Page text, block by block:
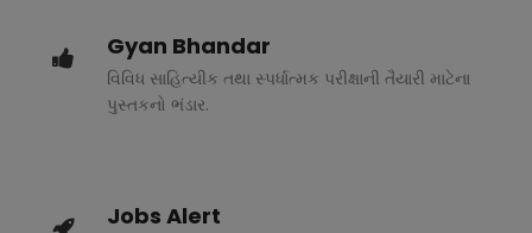
Gyan Bhandar
વિવિધ સાહિત્યીક તથા સ્પર્ધાત્મક પરીક્ષાની તૈયારી માટેના
પુસ્તકનો ભંડાર.
Jobs Alert